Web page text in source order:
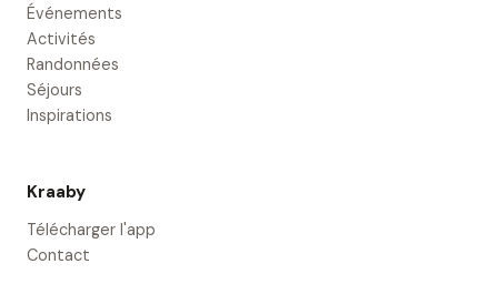
Événements
Activités
Randonnées
Séjours
Inspirations
Kraaby
Télécharger l'app
Contact